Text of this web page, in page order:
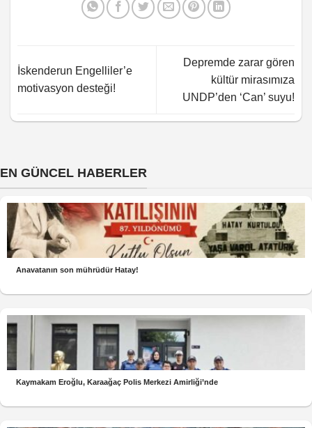
İskenderun Engelliler’e
motivasyon desteği!
Depremde zarar gören
kültür mirasımıza
UNDP’den ‘Can’ suyu!
EN GÜNCEL HABERLER
Anavatanın son mührüdür Hatay!
Kaymakam Eroğlu, Karaağaç Polis Merkezi Amirliği’nde